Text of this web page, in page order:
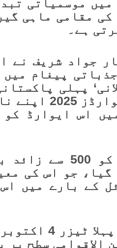
میں موسمیاتی
مقامی ماہی
ہے۔
جواد شریف نے
پیغام میں
پہلی
وائلڈ
اس ایوارڈ
یہ ایوارڈ فلم
گیا، جو اس کی
کے بارے میں
الاقوامی سطح پر